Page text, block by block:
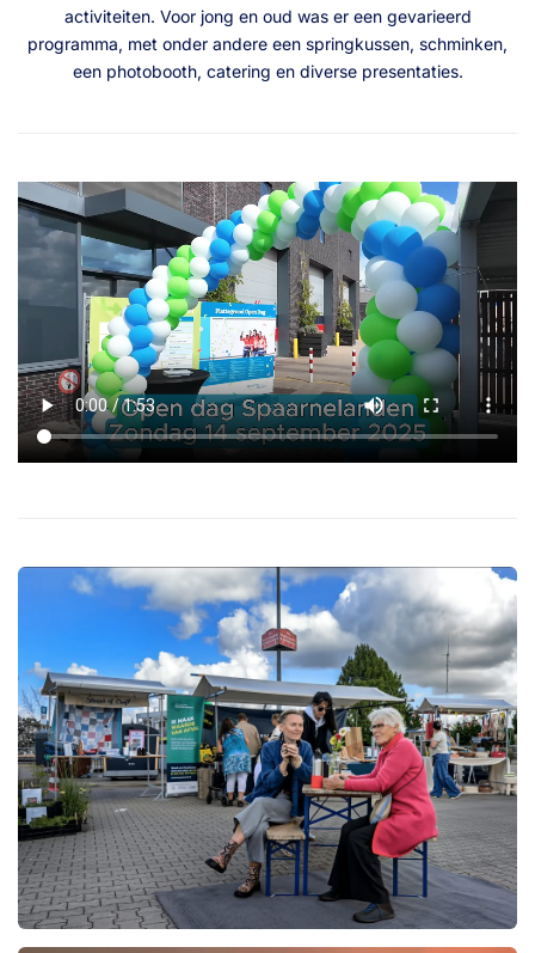
activiteiten. Voor jong en oud was er een gevarieerd
programma, met onder andere een springkussen, schminken,
een photobooth, catering en diverse presentaties.